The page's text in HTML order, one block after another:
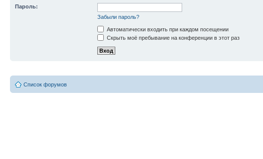
Пароль:
Забыли пароль?
Автоматически входить при каждом посещении
Скрыть моё пребывание на конференции в этот раз
Список форумов